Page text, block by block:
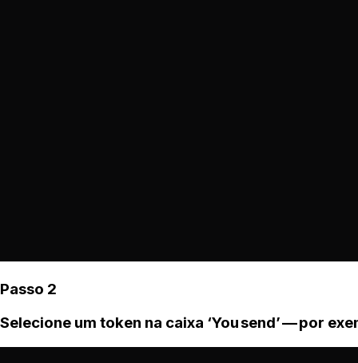
Passo 2
Selecione um token na caixa ‘You send’ — por